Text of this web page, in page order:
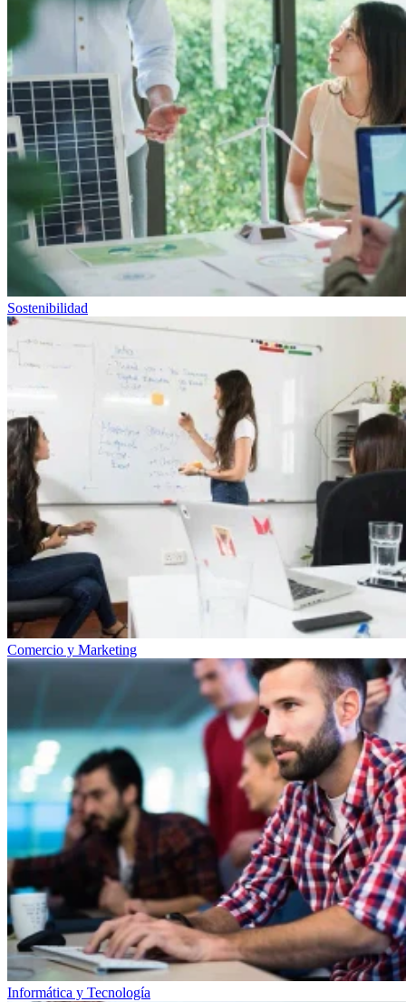
Sostenibilidad
Comercio y Marketing
Informática y Tecnología